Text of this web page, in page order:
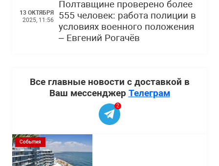
13 ОКТЯБРЯ
2025, 11:56
Полтавщине проверено более
555 человек: работа полиции в
условиях военного положения
– Евгений Рогачёв
Все главные новости с доставкой в
Ваш мессенджер Телеграм
2
События